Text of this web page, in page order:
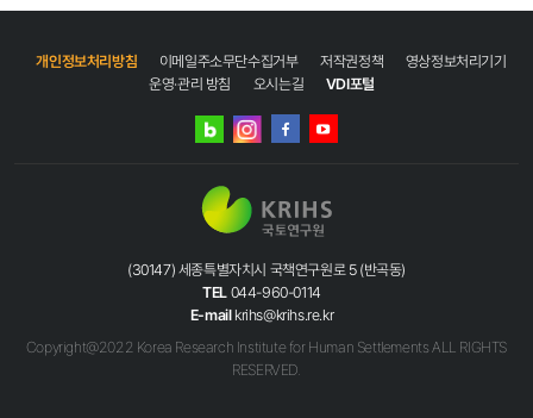
개인정보처리방침 이메일주소무단수집거부 저작권정책
영상정보처리기기
운영·관리 방침
오시는길 VDI포털
네이버
인스타그램
(30147) 세종특별자치시 국책연구원로 5 (반곡동)
TEL 044-960-0114
E-mail krihs@krihs.re.kr
Copyright@2022 Korea Research Institute for Human Settlements ALL RIGHTS
RESERVED.